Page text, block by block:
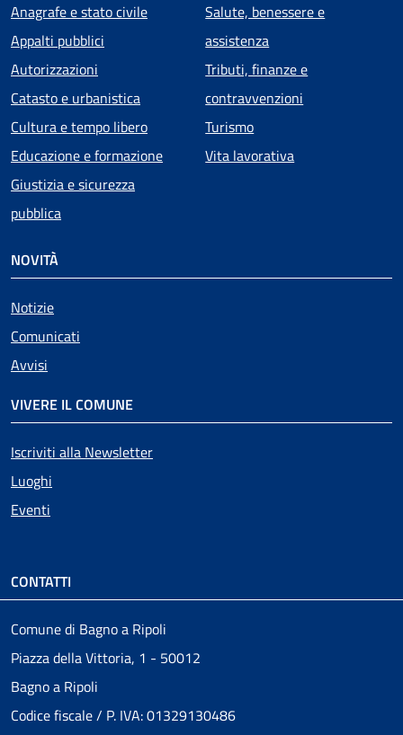
Anagrafe e stato civile
Appalti pubblici
Autorizzazioni
Catasto e urbanistica
Cultura e tempo libero
Educazione e formazione
Giustizia e sicurezza
pubblica
Salute, benessere e
assistenza
Tributi, finanze e
contravvenzioni
Turismo
Vita lavorativa
NOVITÀ
Notizie
Comunicati
Avvisi
VIVERE IL COMUNE
Iscriviti alla Newsletter
Luoghi
Eventi
CONTATTI
Comune di Bagno a Ripoli
Piazza della Vittoria, 1 - 50012
Bagno a Ripoli
Codice fiscale / P. IVA: 01329130486